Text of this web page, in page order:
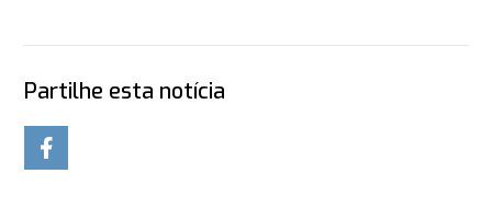
Partilhe esta notícia